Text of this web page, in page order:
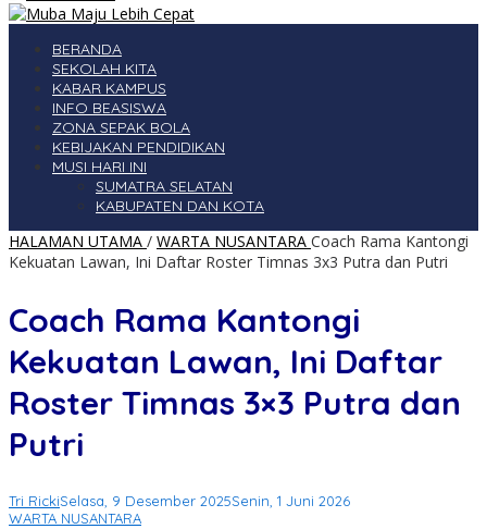
BERANDA
SEKOLAH KITA
KABAR KAMPUS
INFO BEASISWA
ZONA SEPAK BOLA
KEBIJAKAN PENDIDIKAN
MUSI HARI INI
SUMATRA SELATAN
KABUPATEN DAN KOTA
HALAMAN UTAMA / WARTA NUSANTARA Coach Rama Kantongi
Kekuatan Lawan, Ini Daftar Roster Timnas 3x3 Putra dan Putri
Coach Rama Kantongi
Kekuatan Lawan, Ini Daftar
Roster Timnas 3×3 Putra dan
Putri
Tri RickiSelasa, 9 Desember 2025Senin, 1 Juni 2026
WARTA NUSANTARA